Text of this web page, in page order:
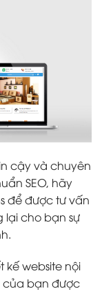
cậy và chuyên
SEO, hãy
để được tư vấn
lại cho bạn sự
kế website nội
của bạn được